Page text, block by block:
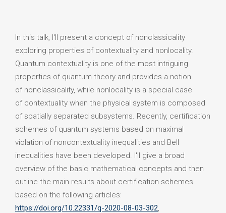
In this talk, I'll present a concept of nonclassicality
exploring properties of contextuality and nonlocality.
Quantum contextuality is one of the most intriguing
properties of quantum theory and provides a notion
of nonclassicality, while nonlocality is a special case
of contextuality when the physical system is composed
of spatially separated subsystems. Recently, certification
schemes of quantum systems based on maximal
violation of noncontextuality inequalities and Bell
inequalities have been developed. I'll give a broad
overview of the basic mathematical concepts and then
outline the main results about certification schemes
based on the following articles:
https://doi.org/10.22331/q-2020-08-03-302,